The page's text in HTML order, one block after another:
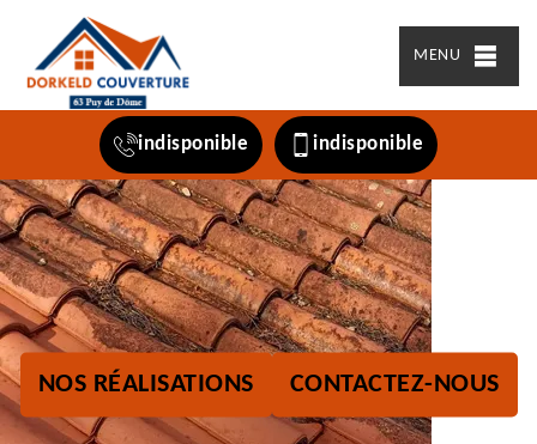
MENU
indisponible indisponible
NOS RÉALISATIONS CONTACTEZ-NOUS